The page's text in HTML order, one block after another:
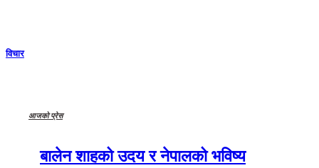
विचार
आजको प्रेस
बालेन शाहको उदय र नेपालको भविष्य